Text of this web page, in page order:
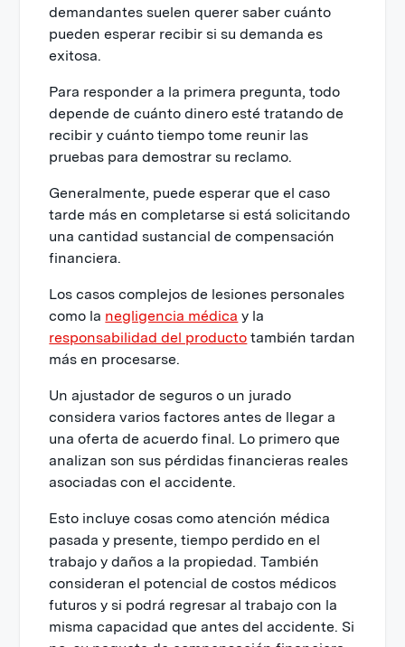
demandantes suelen querer saber cuánto
pueden esperar recibir si su demanda es
exitosa.
Para responder a la primera pregunta, todo
depende de cuánto dinero esté tratando de
recibir y cuánto tiempo tome reunir las
pruebas para demostrar su reclamo.
Generalmente, puede esperar que el caso
tarde más en completarse si está solicitando
una cantidad sustancial de compensación
financiera.
Los casos complejos de lesiones personales
como la negligencia médica y la
responsabilidad del producto también tardan
más en procesarse.
Un ajustador de seguros o un jurado
considera varios factores antes de llegar a
una oferta de acuerdo final. Lo primero que
analizan son sus pérdidas financieras reales
asociadas con el accidente.
Esto incluye cosas como atención médica
pasada y presente, tiempo perdido en el
trabajo y daños a la propiedad. También
consideran el potencial de costos médicos
futuros y si podrá regresar al trabajo con la
misma capacidad que antes del accidente. Si